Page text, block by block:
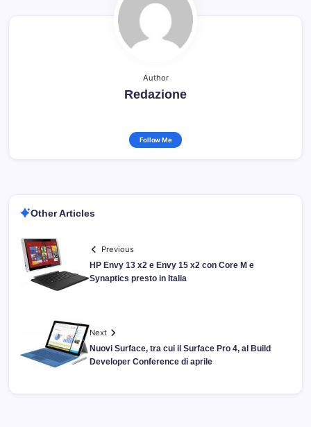
Author
Redazione
Follow Me
Other Articles
Previous
HP Envy 13 x2 e Envy 15 x2 con Core M e
Synaptics presto in Italia
Next
Nuovi Surface, tra cui il Surface Pro 4, al Build
Developer Conference di aprile